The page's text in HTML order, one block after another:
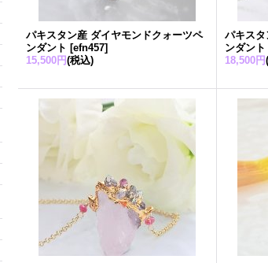
パキスタン産 ダイヤモンドクォーツペ
ンダント [efn457]
15,500円(税込)
パキス
ンダント
18,500円